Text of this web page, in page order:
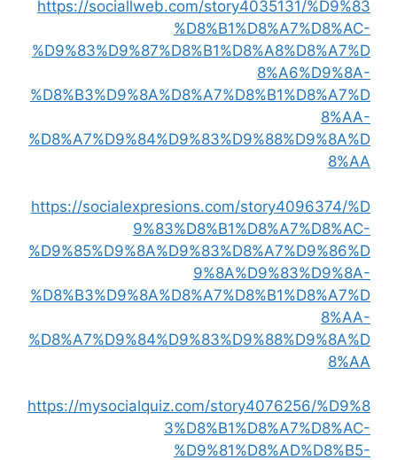
https://sociallweb.com/story4035131/%D9%83
%D8%B1%D8%A7%D8%AC-
%D9%83%D9%87%D8%B1%D8%A8%D8%A7%D
8%A6%D9%8A-
%D8%B3%D9%8A%D8%A7%D8%B1%D8%A7%D
8%AA-
%D8%A7%D9%84%D9%83%D9%88%D9%8A%D
8%AA
https://socialexpresions.com/story4096374/%D
9%83%D8%B1%D8%A7%D8%AC-
%D9%85%D9%8A%D9%83%D8%A7%D9%86%D
9%8A%D9%83%D9%8A-
%D8%B3%D9%8A%D8%A7%D8%B1%D8%A7%D
8%AA-
%D8%A7%D9%84%D9%83%D9%88%D9%8A%D
8%AA
https://mysocialquiz.com/story4076256/%D9%8
3%D8%B1%D8%A7%D8%AC-
%D9%81%D8%AD%D8%B5-